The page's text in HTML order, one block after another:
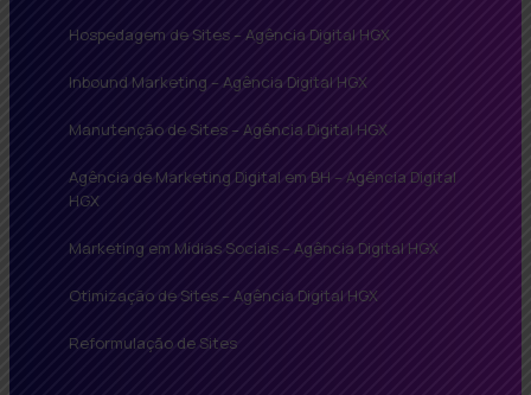
Hospedagem de Sites – Agência Digital HGX
Inbound Marketing – Agência Digital HGX
Manutenção de Sites – Agência Digital HGX
Agência de Marketing Digital em BH – Agência Digital
HGX
Marketing em Mídias Sociais – Agência Digital HGX
Otimização de Sites – Agência Digital HGX
Reformulação de Sites